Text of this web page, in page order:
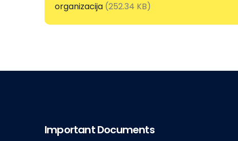
organizacija (252.34 KB)
Important Documents